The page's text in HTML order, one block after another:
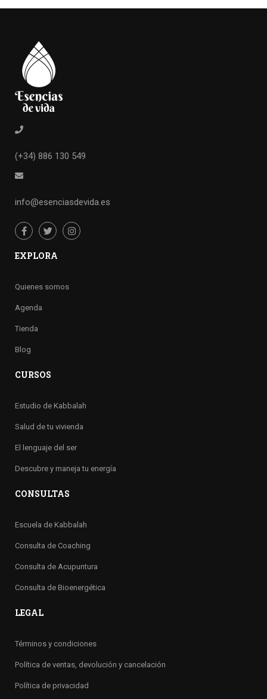
(+34) 886 130 549
info@esenciasdevida.es
EXPLORA
Quienes somos
Agenda
Tienda
Blog
CURSOS
Estudio de Kabbalah
Salud de tu vivienda
El lenguaje del ser
Descubre y maneja tu energía
CONSULTAS
Escuela de Kabbalah
Consulta de Coaching
Consulta de Acupuntura
Consulta de Bioenergética
LEGAL
Términos y condiciones
Política de ventas, devolución y cancelación
Política de privacidad